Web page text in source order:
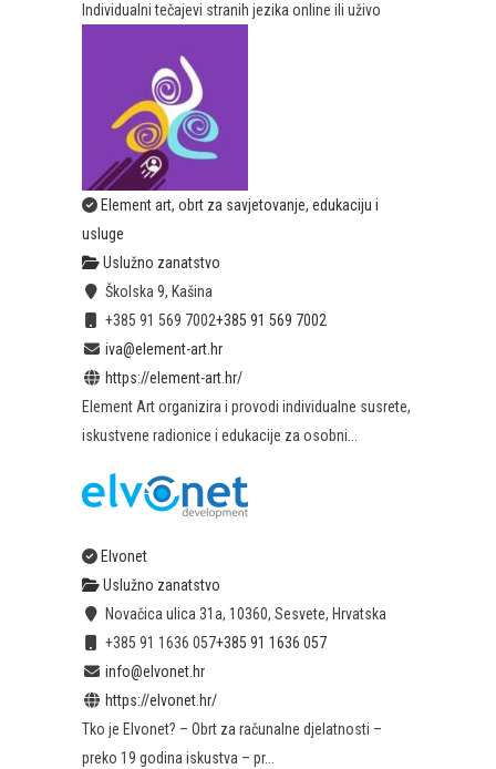
Individualni tečajevi stranih jezika online ili uživo
Element art, obrt za savjetovanje, edukaciju i
usluge
Uslužno zanatstvo
Školska 9, Kašina
+385 91 569 7002+385 91 569 7002
iva@element-art.hr
https://element-art.hr/
Element Art organizira i provodi individualne susrete,
iskustvene radionice i edukacije za osobni...
Elvonet
Uslužno zanatstvo
Novačica ulica 31a, 10360, Sesvete, Hrvatska
+385 91 1636 057+385 91 1636 057
info@elvonet.hr
https://elvonet.hr/
Tko je Elvonet? – Obrt za računalne djelatnosti –
preko 19 godina iskustva – pr...